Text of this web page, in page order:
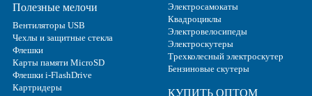
Полезные мелочи
Вентиляторы USB
Чехлы и защитные стекла
Флешки
Карты памяти MicroSD
Флешки i-FlashDrive
Картридеры
Электросамокаты
Квадроциклы
Электровелосипеды
Электроскутеры
Трехколесный электроскутер
Бензиновые скутеры
КУПИТЬ ОПТОМ